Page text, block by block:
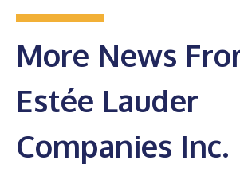
More News
Estée Lauder
Companies Inc.